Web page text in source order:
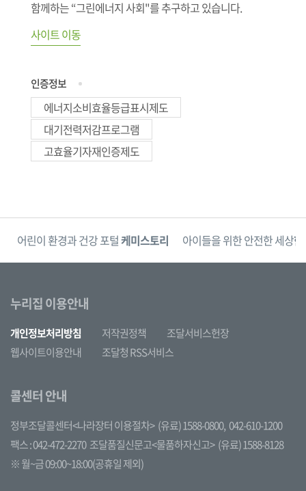
함께하는 “그린에너지 사회"를 추구하고 있습니다.
사이트 이동
인증정보
에너지소비효율등급표시제도
대기전력저감프로그램
고효율기자재인증제도
어린이 환경과 건강 포털케미스토리 아이들을 위한 안전한 세상
누리집 이용안내
개인정보처리방침 저작권정책
조달서비스헌장
웹사이트이용안내
조달청 RSS서비스
콜센터 안내
정부조달콜센터<나라장터 이용절차> (유료) 1588-0800, 042-610-1200
팩스 : 042-472-2270 조달품질신문고<물품하자신고> (유료) 1588-8128
※ 월~금 09:00~18:00(공휴일 제외)